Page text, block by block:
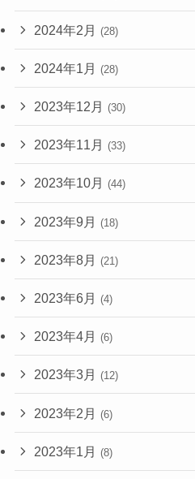
2024年2月 (28)
2024年1月 (28)
2023年12月 (30)
2023年11月 (33)
2023年10月 (44)
2023年9月 (18)
2023年8月 (21)
2023年6月 (4)
2023年4月 (6)
2023年3月 (12)
2023年2月 (6)
2023年1月 (8)